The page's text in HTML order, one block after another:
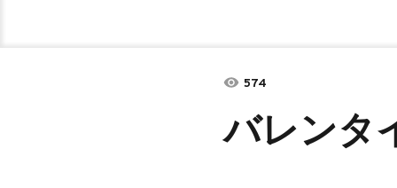
574
バレンタ